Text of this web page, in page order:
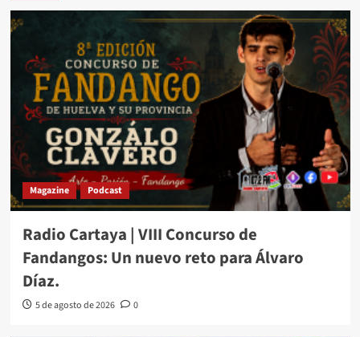
Magazine Podcast
Radio Cartaya | VIII Concurso de
Fandangos: Un nuevo reto para Álvaro
Díaz.
5 de agosto de 2026 0